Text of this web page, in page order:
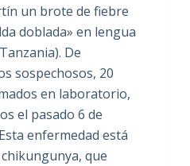
un brote de fiebre
doblada» en lengua
De
sospechosos, 20
en laboratorio,
el pasado 6 de
enfermedad está
que